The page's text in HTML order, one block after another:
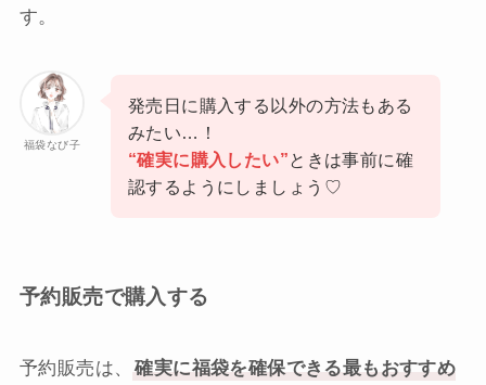
す。
福袋なび子
発売日に購入する以外の方法もある
みたい…！
“確実に購入したい”ときは事前に確
認するようにしましょう♡
予約販売で購入する
予約販売は、 確実に福袋を確保できる最もおすすめ